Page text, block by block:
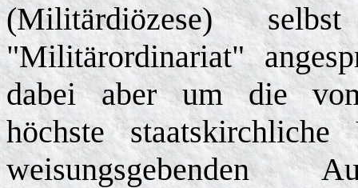
(Militärdiözese)
"Militärordinariat"
dabei aber um die
höchste staatskirchliche
weisungsgebenden